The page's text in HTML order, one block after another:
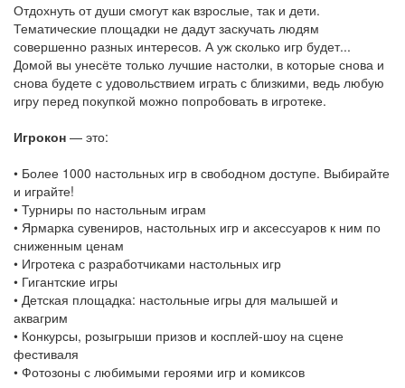
Отдохнуть от души смогут как взрослые, так и дети.
Тематические площадки не дадут заскучать людям
совершенно разных интересов. А уж сколько игр будет...
Домой вы унесёте только лучшие настолки, в которые снова и
снова будете с удовольствием играть с близкими, ведь любую
игру перед покупкой можно попробовать в игротеке.
Игрокон — это:
• Более 1000 настольных игр в свободном доступе. Выбирайте
и играйте!
• Турниры по настольным играм
• Ярмарка сувениров, настольных игр и аксессуаров к ним по
сниженным ценам
• Игротека с разработчиками настольных игр
• Гигантские игры
• Детская площадка: настольные игры для малышей и
аквагрим
• Конкурсы, розыгрыши призов и косплей-шоу на сцене
фестиваля
• Фотозоны с любимыми героями игр и комиксов